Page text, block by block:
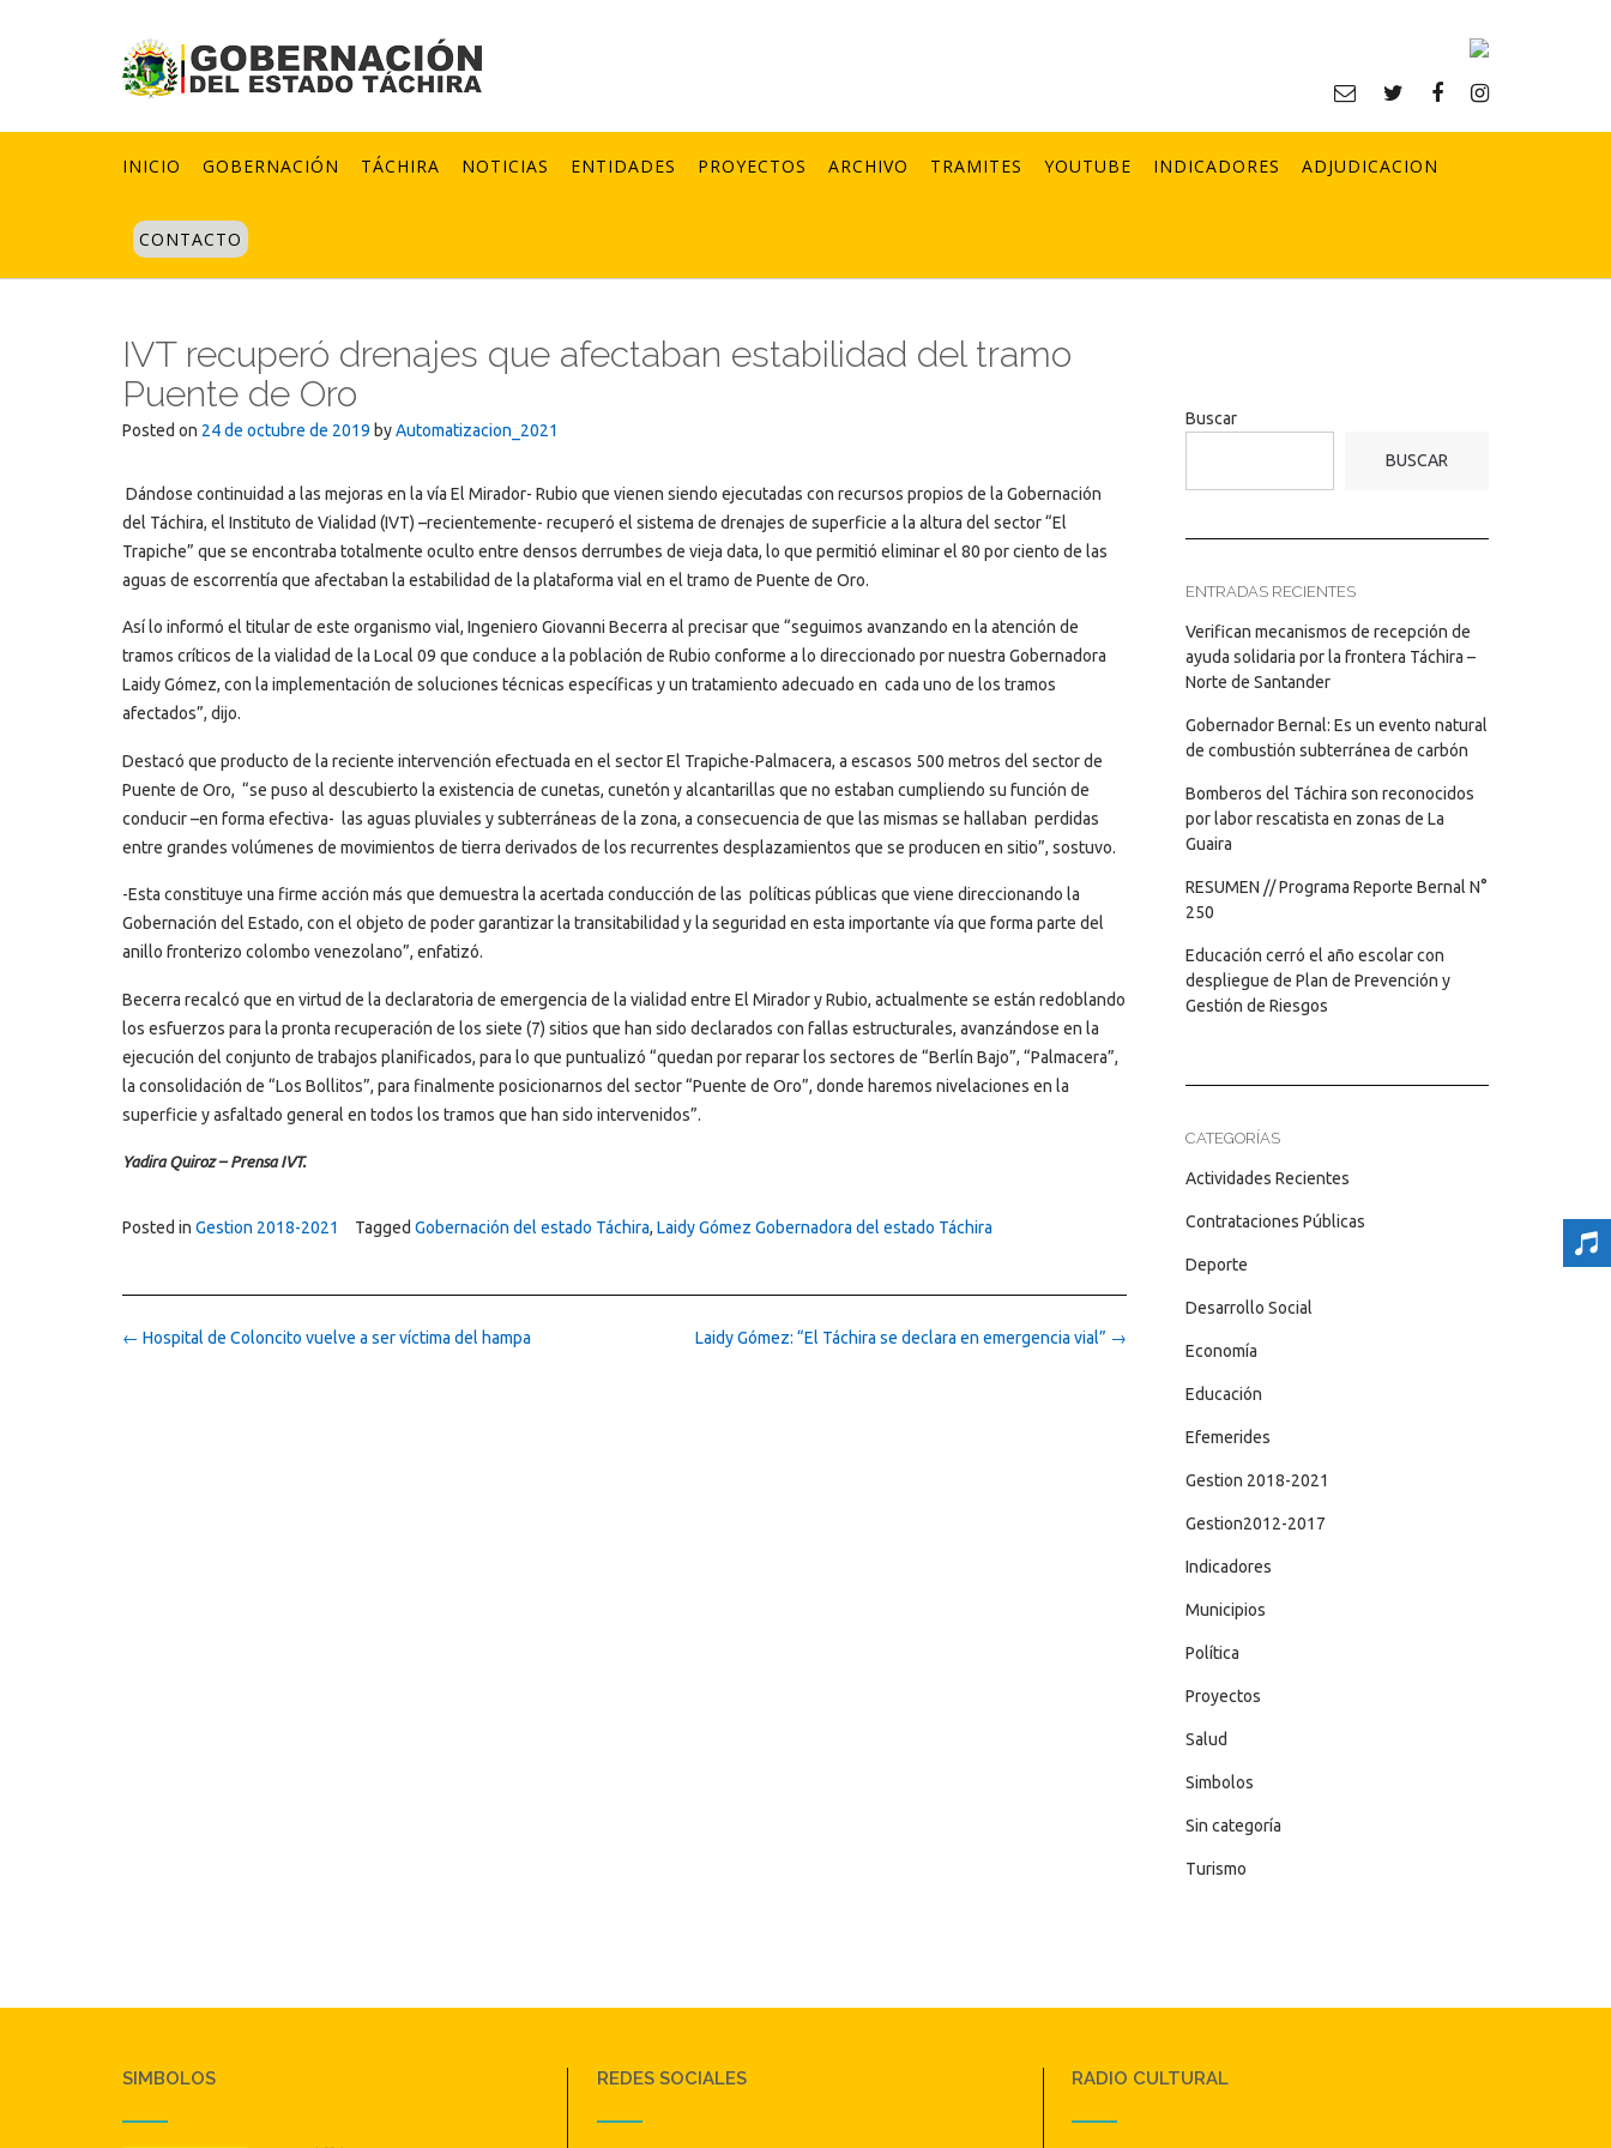
INICIO GOBERNACIÓN TÁCHIRA NOTICIAS ENTIDADES PROYECTOS ARCHIVO TRAMITES YOUTUBE INDICADORES ADJUDICACION
CONTACTO
IVT recuperó drenajes que afectaban estabilidad del tramo
Puente de Oro
Posted on 24 de octubre de 2019 byAutomatizacion_2021
Dándose continuidad a las mejoras en la vía El Mirador- Rubio que vienen siendo ejecutadas con recursos propios de la Gobernación
del Táchira, el Instituto de Vialidad (IVT) –recientemente- recuperó el sistema de drenajes de superficie a la altura del sector “El
Trapiche” que se encontraba totalmente oculto entre densos derrumbes de vieja data, lo que permitió eliminar el 80 por ciento de las
aguas de escorrentía que afectaban la estabilidad de la plataforma vial en el tramo de Puente de Oro.
Así lo informó el titular de este organismo vial, Ingeniero Giovanni Becerra al precisar que “seguimos avanzando en la atención de
tramos críticos de la vialidad de la Local 09 que conduce a la población de Rubio conforme a lo direccionado por nuestra Gobernadora
Laidy Gómez, con la implementación de soluciones técnicas específicas y un tratamiento adecuado en cada uno de los tramos
afectados”, dijo.
Destacó que producto de la reciente intervención efectuada en el sector El Trapiche-Palmacera, a escasos 500 metros del sector de
Puente de Oro, “se puso al descubierto la existencia de cunetas, cunetón y alcantarillas que no estaban cumpliendo su función de
conducir –en forma efectiva- las aguas pluviales y subterráneas de la zona, a consecuencia de que las mismas se hallaban perdidas
entre grandes volúmenes de movimientos de tierra derivados de los recurrentes desplazamientos que se producen en sitio”, sostuvo.
-Esta constituye una firme acción más que demuestra la acertada conducción de las políticas públicas que viene direccionando la
Gobernación del Estado, con el objeto de poder garantizar la transitabilidad y la seguridad en esta importante vía que forma parte del
anillo fronterizo colombo venezolano”, enfatizó.
Becerra recalcó que en virtud de la declaratoria de emergencia de la vialidad entre El Mirador y Rubio, actualmente se están redoblando
los esfuerzos para la pronta recuperación de los siete (7) sitios que han sido declarados con fallas estructurales, avanzándose en la
ejecución del conjunto de trabajos planificados, para lo que puntualizó “quedan por reparar los sectores de “Berlín Bajo”, “Palmacera”,
la consolidación de “Los Bollitos”, para finalmente posicionarnos del sector “Puente de Oro”, donde haremos nivelaciones en la
superficie y asfaltado general en todos los tramos que han sido intervenidos”.
Yadira Quiroz – Prensa IVT.
Posted in Gestion 2018-2021 Tagged Gobernación del estado Táchira, Laidy Gómez Gobernadora del estado Táchira
Post
Laidy Gómez: “El Táchira se declara en emergencia vial” →
← Hospital de Coloncito vuelve a ser víctima del hampa
Buscar
BUSCAR
ENTRADAS RECIENTES
Verifican mecanismos de recepción de
ayuda solidaria por la frontera Táchira –
Norte de Santander
Gobernador Bernal: Es un evento natural
de combustión subterránea de carbón
Bomberos del Táchira son reconocidos
por labor rescatista en zonas de La
Guaira
RESUMEN // Programa Reporte Bernal N°
250
Educación cerró el año escolar con
despliegue de Plan de Prevención y
Gestión de Riesgos
CATEGORÍAS
Actividades Recientes
Contrataciones Públicas
Deporte
Desarrollo Social
Economía
Educación
Efemerides
Gestion 2018-2021
Gestion2012-2017
Indicadores
Municipios
Política
Proyectos
Salud
Simbolos
Sin categoría
Turismo
SIMBOLOS REDES SOCIALES RADIO CULTURAL